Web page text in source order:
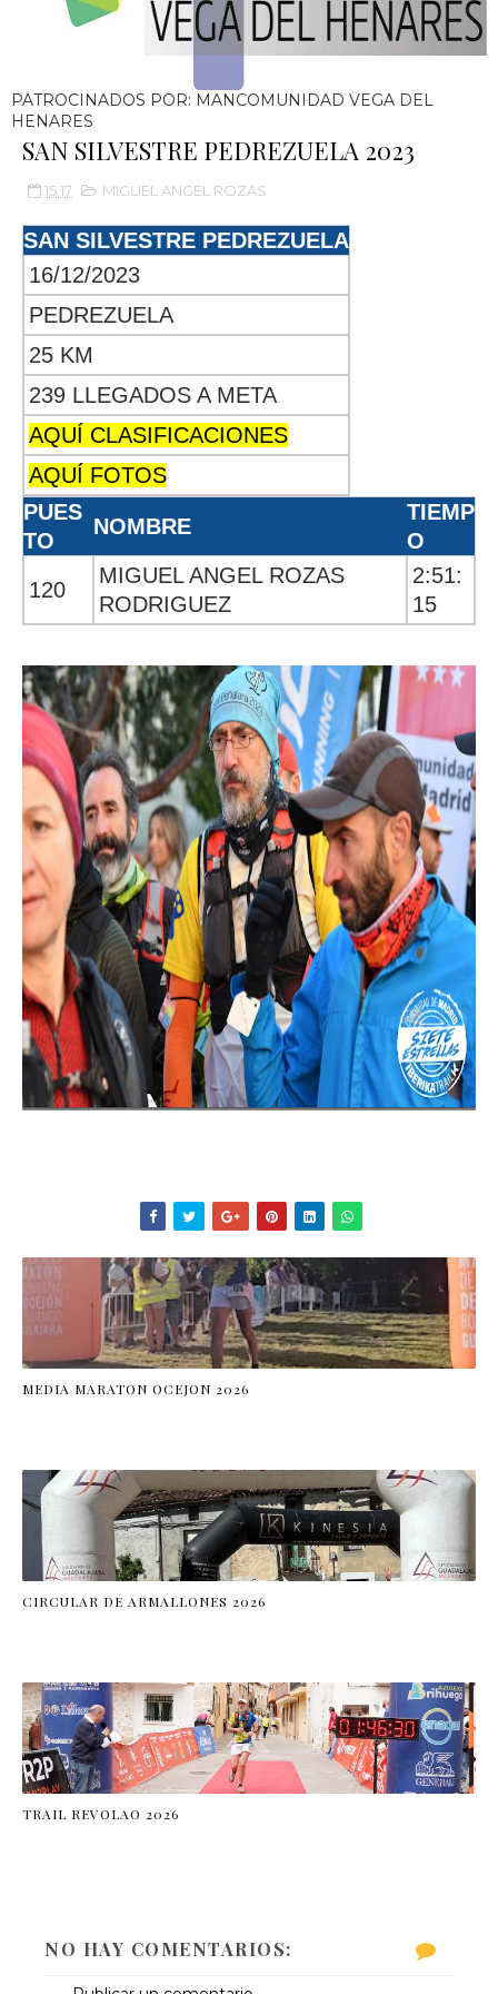
PATROCINADOS POR: MANCOMUNIDAD VEGA DEL
HENARES
SAN SILVESTRE PEDREZUELA 2023
15:17 MIGUEL ANGEL ROZAS
SAN SILVESTRE PEDREZUELA
16/12/2023
PEDREZUELA
25 KM
239 LLEGADOS A META
AQUÍ CLASIFICACIONES
AQUÍ FOTOS
PUES
TO
NOMBRE
TIEMP
O
120
MIGUEL ANGEL ROZAS
RODRIGUEZ
2:51:
15
MEDIA MARATON OCEJON 2026
CIRCULAR DE ARMALLONES 2026
TRAIL REVOLAO 2026
NO HAY COMENTARIOS: